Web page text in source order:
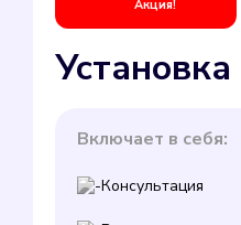
Акция!
Установка
Включает в себя:
Консультация